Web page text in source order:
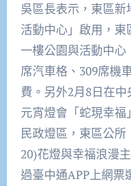
吳區長表示，東區
活動中心」啟用，
一樓公園與活動中心
席汽車格、309席機
費。另外2月8日在
元宵燈會「蛇現幸
民政燈區，東區公
20)花燈與幸福浪漫
過臺中通APP上網票